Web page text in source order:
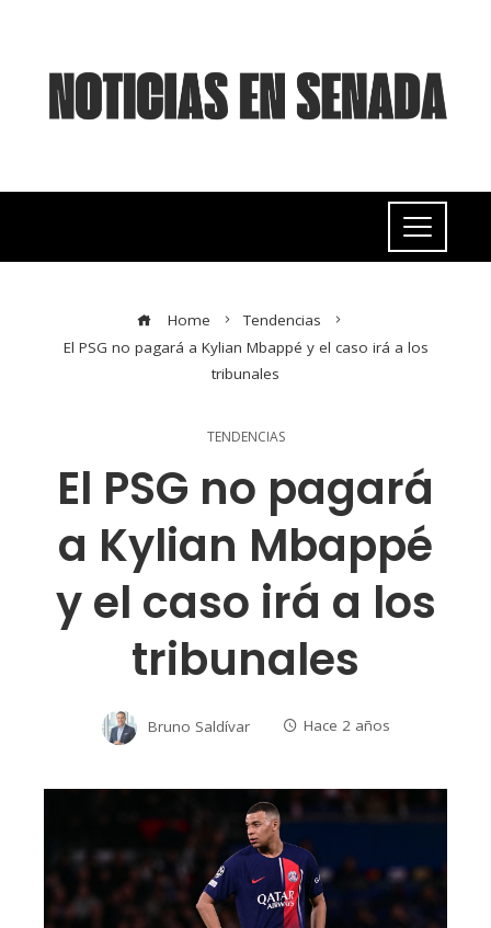
Home
Tendencias
El PSG no pagará a Kylian Mbappé y el caso irá a los
tribunales
TENDENCIAS
El PSG no pagará
a Kylian Mbappé
y el caso irá a los
tribunales
Bruno Saldívar Hace 2 años